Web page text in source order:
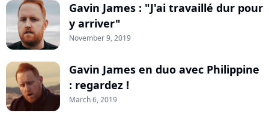
Gavin James : "J'ai travaillé dur pour
y arriver"
November 9, 2019
Gavin James en duo avec Philippine
: regardez !
March 6, 2019